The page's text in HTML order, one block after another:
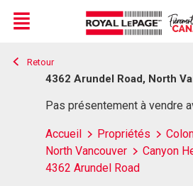
Live
En Direct
Menu
Retour
4362 Arundel Road, North
Pas présentement à vendre
Accueil Propriétés
North Vancouver
Canyon
4362 Arundel Road